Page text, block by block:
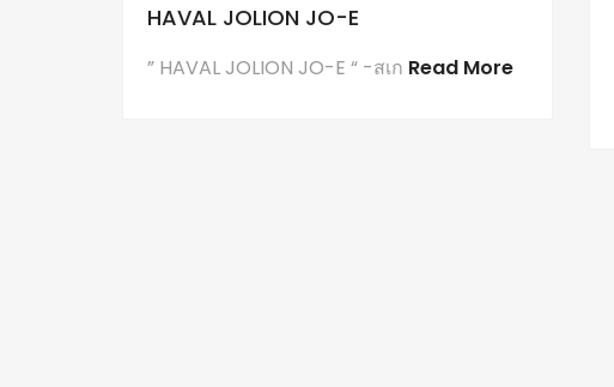
HAVAL JOLION JO-E
” HAVAL JOLION JO-E “ -สเก Read More